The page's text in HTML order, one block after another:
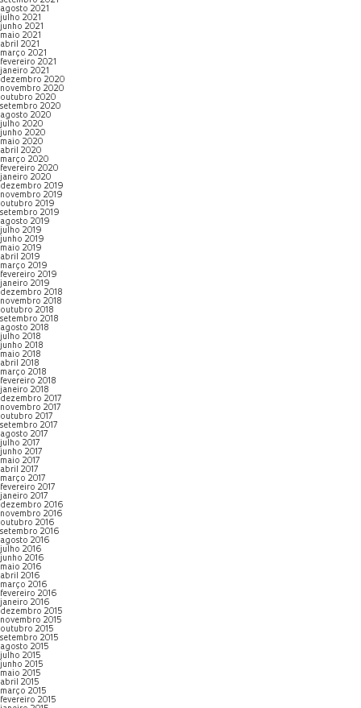
agosto 2021
julho 2021
junho 2021
maio 2021
abril 2021
março 2021
fevereiro 2021
janeiro 2021
dezembro 2020
novembro 2020
outubro 2020
setembro 2020
agosto 2020
julho 2020
junho 2020
maio 2020
abril 2020
março 2020
fevereiro 2020
janeiro 2020
dezembro 2019
novembro 2019
outubro 2019
setembro 2019
agosto 2019
julho 2019
junho 2019
maio 2019
abril 2019
março 2019
fevereiro 2019
janeiro 2019
dezembro 2018
novembro 2018
outubro 2018
setembro 2018
agosto 2018
julho 2018
junho 2018
maio 2018
abril 2018
março 2018
fevereiro 2018
janeiro 2018
dezembro 2017
novembro 2017
outubro 2017
setembro 2017
agosto 2017
julho 2017
junho 2017
maio 2017
abril 2017
março 2017
fevereiro 2017
janeiro 2017
dezembro 2016
novembro 2016
outubro 2016
setembro 2016
agosto 2016
julho 2016
junho 2016
maio 2016
abril 2016
março 2016
fevereiro 2016
janeiro 2016
dezembro 2015
novembro 2015
outubro 2015
setembro 2015
agosto 2015
julho 2015
junho 2015
maio 2015
abril 2015
março 2015
fevereiro 2015